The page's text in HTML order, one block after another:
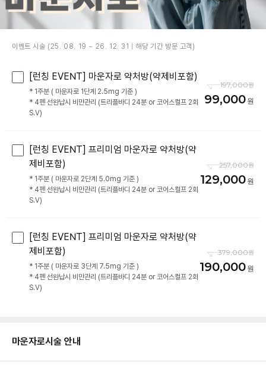
마운자로시술 안내
이벤트 시술 (25. 08. 19 ~ 26. 12. 31 | 해당 기간 방문 고객)
[런칭 EVENT] 마운자로 약처방(약제비포함)
* 1주분 ( 마운자로 1단계 2.5mg 기준 )
* 4펜 선완납시 비만관리 (트리플바디 24분 or 코어스컬프 2회
S.V)
197,000
99,000
[런칭 EVENT] 프리미엄 마운자로 약처방(약
제비포함)
* 1주분 ( 마운자로 2단계 5.0mg 기준 )
* 4펜 선완납시 비만관리 (트리플바디 24분 or 코어스컬프 2회
S.V)
257,000
129,000
[런칭 EVENT] 프리미엄 마운자로 약처방(약
제비포함)
* 1주분 ( 마운자로 3단계 7.5mg 기준 )
* 4펜 선완납시 비만관리 (트리플바디 24분 or 코어스컬프 2회
S.V)
379,000
190,000